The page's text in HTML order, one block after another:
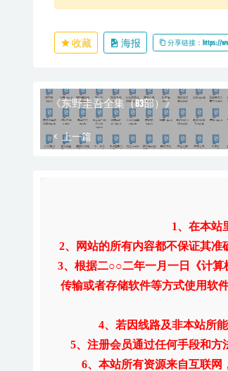
收藏 海报 分享链接：https://
《东野圭吾全集（83部）》
上一篇
1、在本站
2、网站的所有内容都不保证其准
3、根据二○○二年一月一日《计算
传输或者存储软件等方式使用软
4、若因线路及非本站所
5、注册会员通过任何手段和方
6、本站所有资源来自互联网